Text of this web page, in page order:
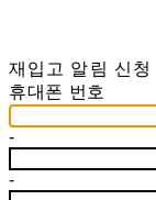
재입고 알림 신청
휴대폰 번호
-
-